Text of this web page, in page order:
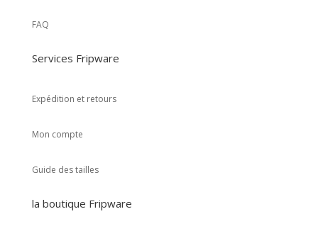
FAQ
Services Fripware
Expédition et retours
Mon compte
Guide des tailles
la boutique Fripware